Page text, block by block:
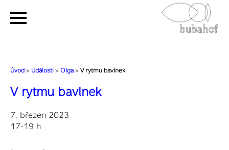
Úvod » Události » Olga » V rytmu bavlnek
V rytmu bavlnek
7. březen 2023
17-19 h